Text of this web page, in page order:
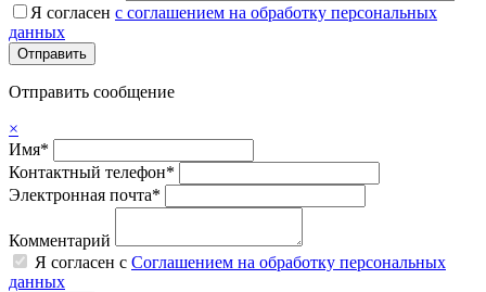
Я согласен с соглашением на обработку персональных
данных
Отправить сообщение
×
Имя*
Контактный телефон*
Электронная почта*
Комментарий
Я согласен с Соглашением на обработку персональных
данных